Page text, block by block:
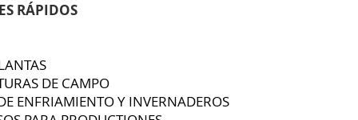
RÁPIDOS
DE CAMPO
ENFRIAMIENTO Y INVERNADEROS